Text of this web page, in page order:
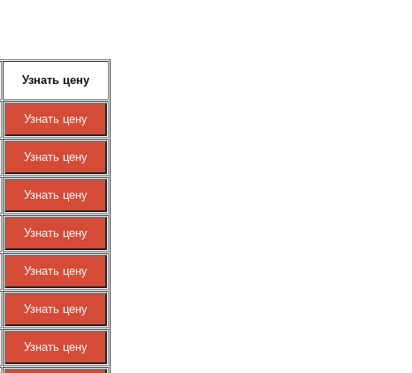
Узнать цену